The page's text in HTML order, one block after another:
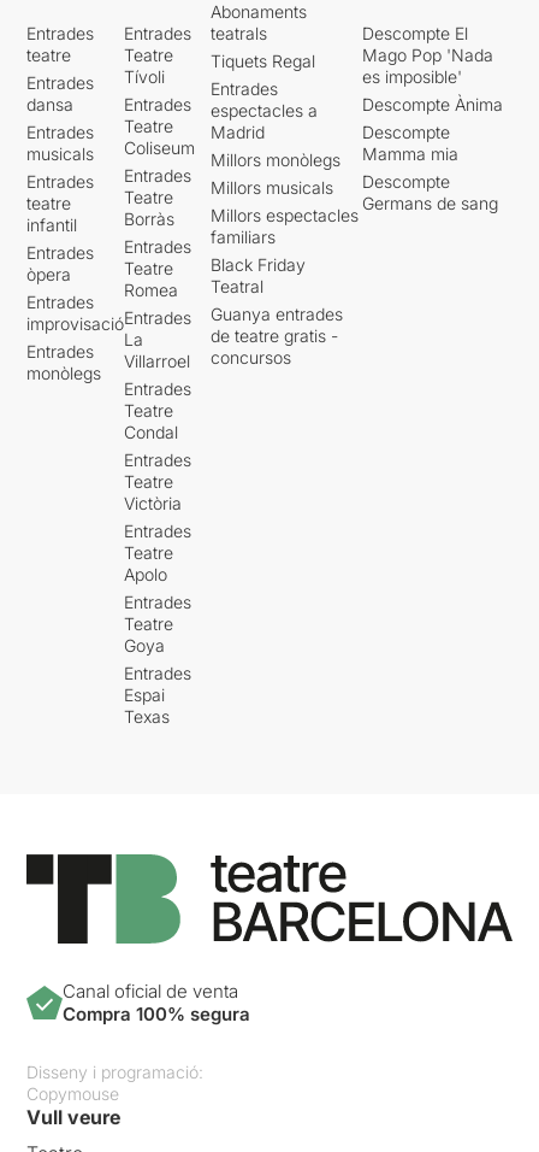
Entrades
teatre
Entrades
dansa
Entrades
musicals
Entrades
teatre
infantil
Entrades
òpera
Entrades
improvisació
Entrades
monòlegs
Entrades
Teatre
Tívoli
Entrades
Teatre
Coliseum
Entrades
Teatre
Borràs
Entrades
Teatre
Romea
Entrades
La
Villarroel
Entrades
Teatre
Condal
Entrades
Teatre
Victòria
Entrades
Teatre
Apolo
Entrades
Teatre
Goya
Entrades
Espai
Texas
Abonaments
teatrals
Tiquets Regal
Entrades
espectacles a
Madrid
Millors monòlegs
Millors musicals
Millors espectacles
familiars
Black Friday
Teatral
Guanya entrades
de teatre gratis -
concursos
Descompte El
Mago Pop 'Nada
es imposible'
Descompte Ànima
Descompte
Mamma mia
Descompte
Germans de sang
Canal oficial de venta
Compra 100% segura
Disseny i programació:
Copymouse
Vull veure